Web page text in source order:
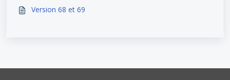
Version 68 et 69